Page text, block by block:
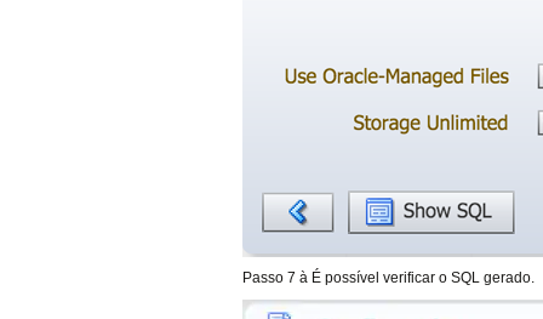
Passo 7 à É possível verificar o SQL gerado.